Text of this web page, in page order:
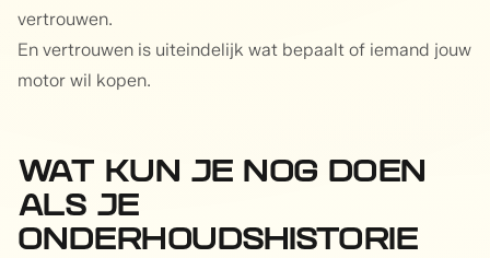
vertrouwen.
En vertrouwen is uiteindelijk wat bepaalt of iemand jouw
motor wil kopen.
WAT KUN JE NOG DOEN
ALS JE
ONDERHOUDSHISTORIE